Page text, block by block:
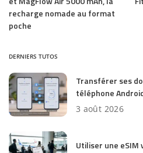
recharge nomade au format
poche
DERNIERS TUTOS
Transférer ses
téléphone
3 août 2026
Utiliser une eSIM